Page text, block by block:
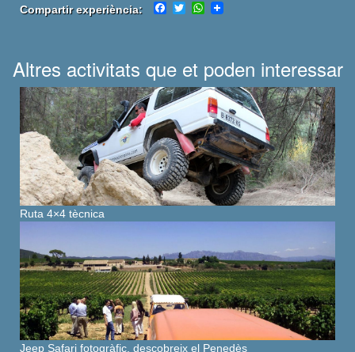
Compartir experiència: Facebook
TwitterWhatsApp
Altres activitats que et poden interessar
Ruta 4×4 tècnica
Jeep Safari fotogràfic, descobreix el Penedès